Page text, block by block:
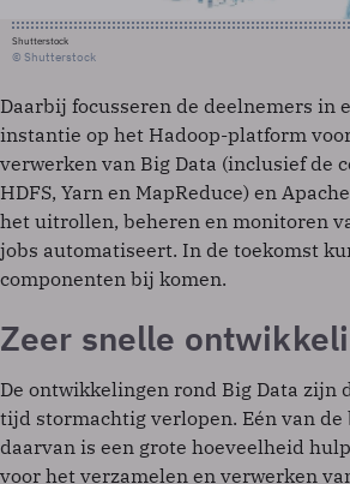
Shutterstock
© Shutterstock
Daarbij focusseren de deelnemers in
instantie op het Hadoop-platform
verwerken van Big Data (inclusief de
HDFS, Yarn en MapReduce) en
het uitrollen, beheren en monitoren
jobs automatiseert. In de toekomst
componenten bij komen.
Zeer snelle
De ontwikkelingen rond Big Data zijn
tijd stormachtig verlopen. Eén van de
daarvan is een grote hoeveelheid
voor het verzamelen en verwerken